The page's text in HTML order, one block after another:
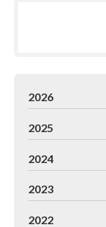
2026
2025
2024
2023
2022